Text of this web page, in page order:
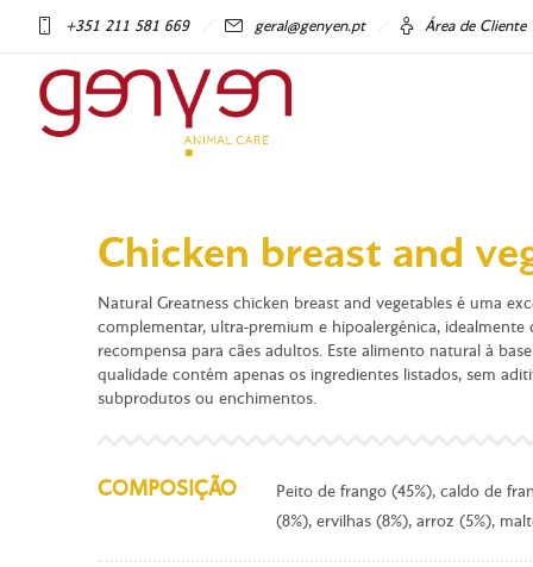
+351 211 581 669 geral@genyen.pt Área de Cliente
Chicken breast and
Natural Greatness chicken breast and vegetables é uma
complementar, ultra-premium e hipoalergénica,
recompensa para cães adultos. Este alimento natural à
qualidade contém apenas os ingredientes listados, sem
subprodutos ou enchimentos.
COMPOSIÇÃO
Peito de frango (45%), caldo de
(8%), ervilhas (8%), arroz (5%),